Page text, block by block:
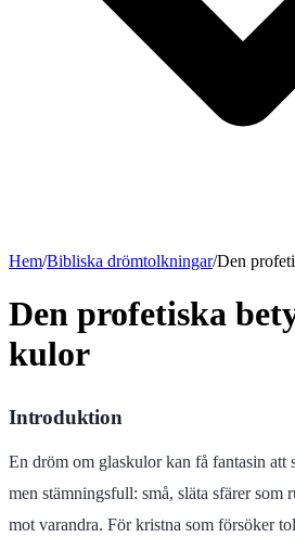
Hem/Bibliska drömtolkningar/Den
Den profetiska
kulor
Introduktion
En dröm om glaskulor kan få fantasin att
men stämningsfull: små, släta sfärer
mot varandra. För kristna som försöker